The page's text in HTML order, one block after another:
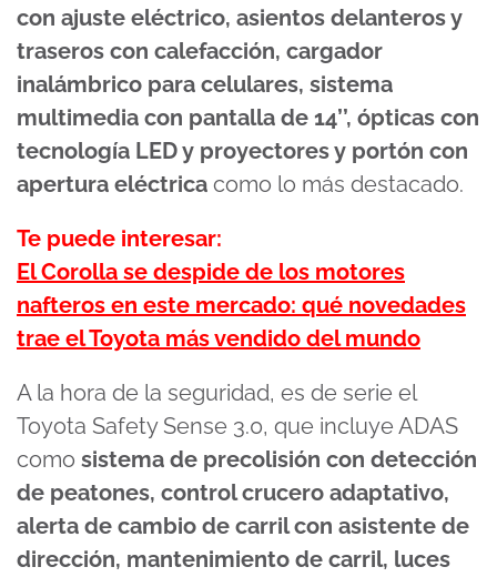
con ajuste eléctrico, asientos delanteros y
traseros con calefacción, cargador
inalámbrico para celulares, sistema
multimedia con pantalla de 14’’, ópticas con
tecnología LED y proyectores y portón con
apertura eléctrica como lo más destacado.
Te puede interesar:
El Corolla se despide de los motores
nafteros en este mercado: qué novedades
trae el Toyota más vendido del mundo
A la hora de la seguridad, es de serie el
Toyota Safety Sense 3.0, que incluye ADAS
como sistema de precolisión con detección
de peatones, control crucero adaptativo,
alerta de cambio de carril con asistente de
dirección, mantenimiento de carril, luces